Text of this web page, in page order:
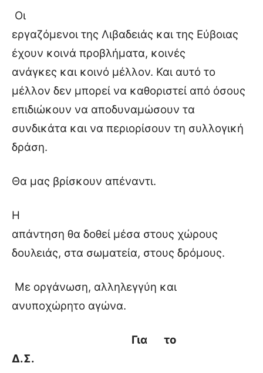
Οι
εργαζόμενοι της Λιβαδειάς και της Εύβοιας
έχουν κοινά προβλήματα, κοινές
ανάγκες και κοινό μέλλον. Και αυτό το
μέλλον δεν μπορεί να καθοριστεί από όσους
επιδιώκουν να αποδυναμώσουν τα
συνδικάτα και να περιορίσουν τη συλλογική
δράση.
Θα μας βρίσκουν απέναντι.
Η
απάντηση θα δοθεί μέσα στους χώρους
δουλειάς, στα σωματεία, στους δρόμους.
Με οργάνωση, αλληλεγγύη και
ανυποχώρητο αγώνα.
Για το
Δ.Σ.